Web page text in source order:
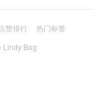
点赞排行
热门标签
Lindy Bag